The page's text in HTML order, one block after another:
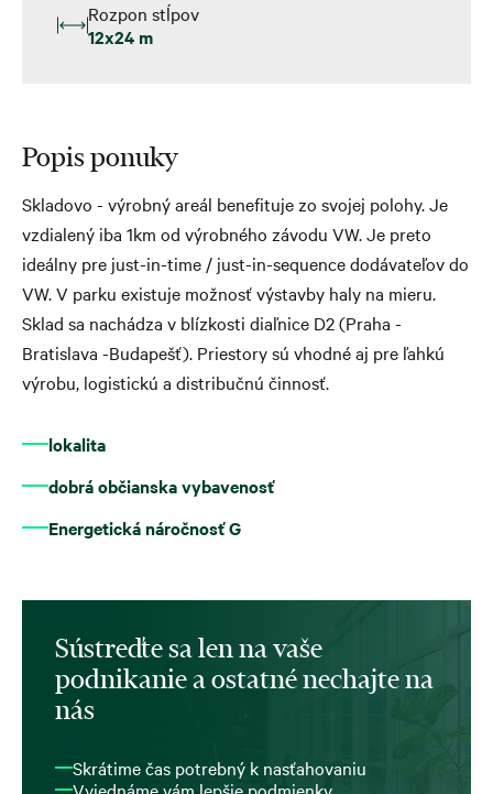
Rozpon stĺpov
12x24 m
Popis ponuky
Skladovo - výrobný areál benefituje zo svojej polohy. Je
vzdialený iba 1km od výrobného závodu VW. Je preto
ideálny pre just-in-time / just-in-sequence dodávateľov do
VW. V parku existuje možnosť výstavby haly na mieru.
Sklad sa nachádza v blízkosti diaľnice D2 (Praha -
Bratislava -Budapešť). Priestory sú vhodné aj pre ľahkú
výrobu, logistickú a distribučnú činnosť.
lokalita
dobrá občianska vybavenosť
Energetická náročnosť G
Sústreďte sa len na vaše
podnikanie a ostatné nechajte na
nás
Skrátime čas potrebný k nasťahovaniu